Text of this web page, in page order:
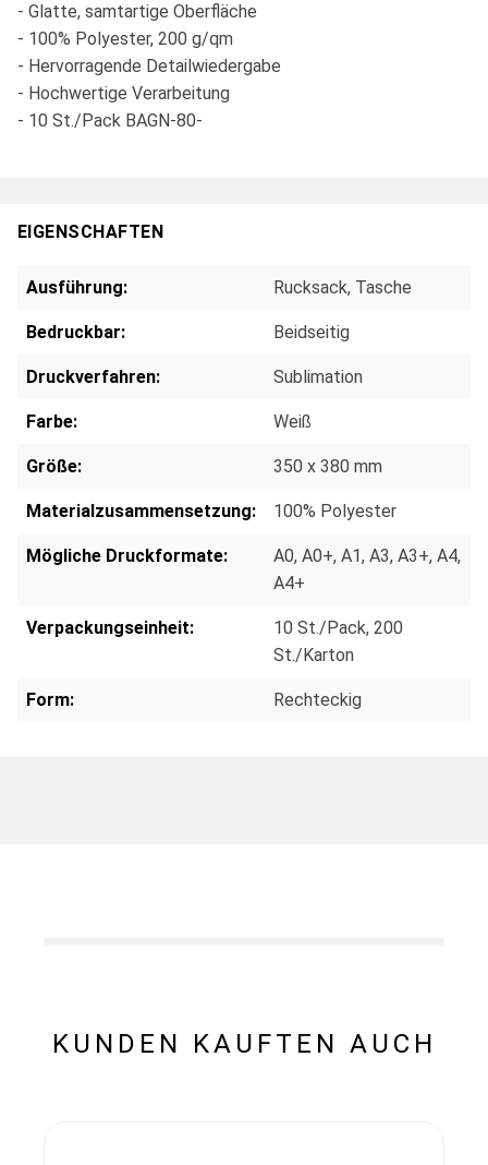
- Glatte, samtartige Oberfläche
- 100% Polyester, 200 g/qm
- Hervorragende Detailwiedergabe
- Hochwertige Verarbeitung
- 10 St./Pack BAGN-80-
EIGENSCHAFTEN
Ausführung: Rucksack, Tasche
Bedruckbar: Beidseitig
Druckverfahren: Sublimation
Farbe: Weiß
Größe: 350 x 380 mm
Materialzusammensetzung: 100% Polyester
Mögliche Druckformate: A0, A0+, A1, A3, A3+, A4,
A4+
Verpackungseinheit: 10 St./Pack, 200
St./Karton
Form: Rechteckig
KUNDEN KAUFTEN AUCH